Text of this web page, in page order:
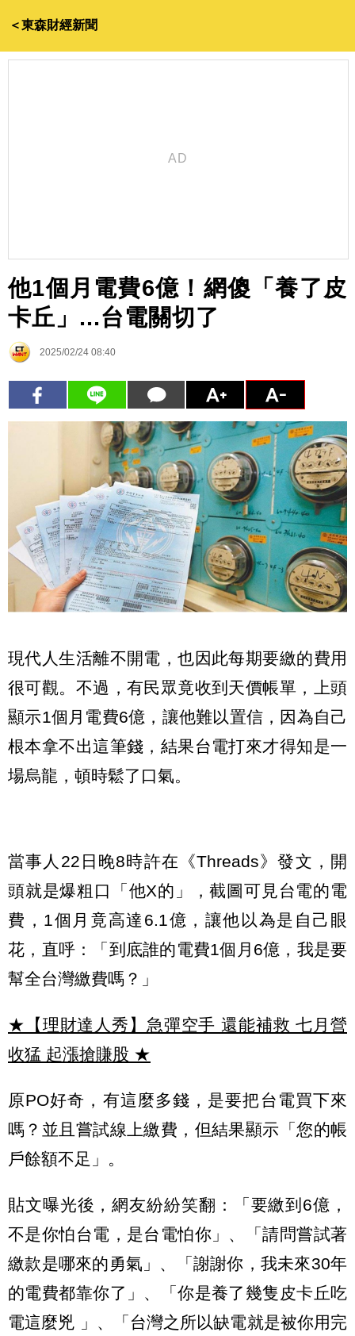
＜東森財經新聞
他1個月電費6億！網傻「養了皮
卡丘」...台電關切了
2025/02/24 08:40
現代人生活離不開電，也因此每期要繳的費用
很可觀。不過，有民眾竟收到天價帳單，上頭
顯示1個月電費6億，讓他難以置信，因為自己
根本拿不出這筆錢，結果台電打來才得知是一
場烏龍，頓時鬆了口氣。
當事人22日晚8時許在《Threads》發文，開
頭就是爆粗口「他X的」，截圖可見台電的電
費，1個月竟高達6.1億，讓他以為是自己眼
花，直呼：「到底誰的電費1個月6億，我是要
幫全台灣繳費嗎？」
★【理財達人秀】急彈空手 還能補救 七月營
收猛 起漲搶賺股 ★
原PO好奇，有這麼多錢，是要把台電買下來
嗎？並且嘗試線上繳費，但結果顯示「您的帳
戶餘額不足」。
貼文曝光後，網友紛紛笑翻：「要繳到6億，
不是你怕台電，是台電怕你」、「請問嘗試著
繳款是哪來的勇氣」、「謝謝你，我未來30年
的電費都靠你了」、「你是養了幾隻皮卡丘吃
電這麼兇 」、「台灣之所以缺電就是被你用完